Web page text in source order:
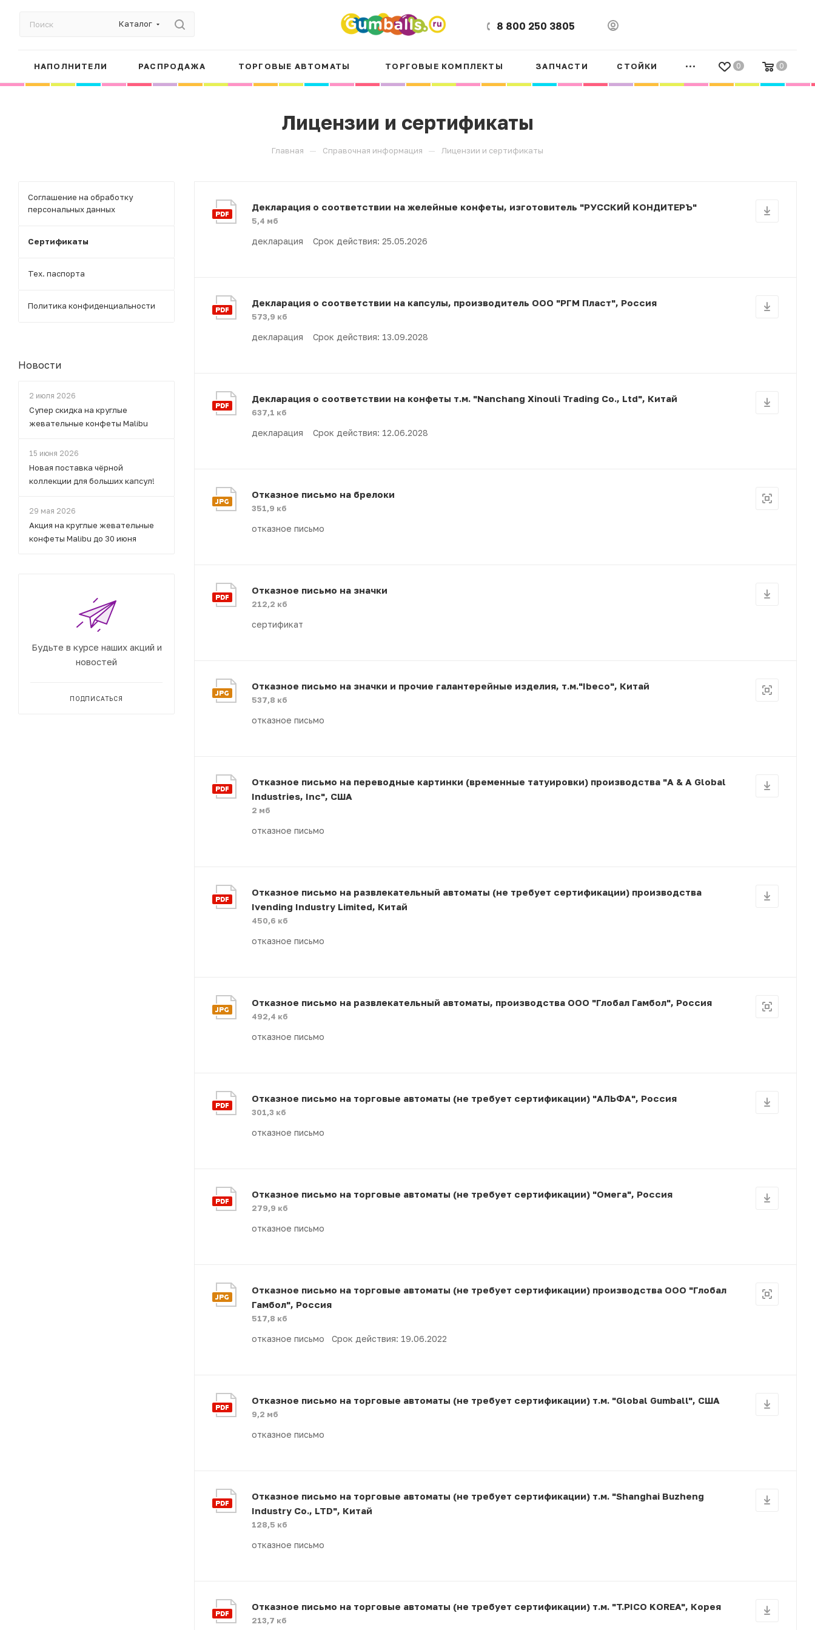
Каталог 8 800 250 3805
0 0
НАПОЛНИТЕЛИ РАСПРОДАЖА ТОРГОВЫЕ АВТОМАТЫ ТОРГОВЫЕ КОМПЛЕКТЫ ЗАПЧАСТИ СТОЙКИ
Лицензии и сертификаты
Главная — Справочная информация — Лицензии и сертификаты
Декларация о соответствии на желейные конфеты, изготовитель "РУССКИЙ КОНДИТЕРЪ"
5,4 мб
декларация Срок действия: 25.05.2026
Декларация о соответствии на капсулы, производитель ООО "РГМ Пласт", Россия
573,9 кб
декларация Срок действия: 13.09.2028
Декларация о соответствии на конфеты т.м. "Nanchang Xinouli Trading Co., Ltd", Китай
637,1 кб
декларация Срок действия: 12.06.2028
Отказное письмо на брелоки
351,9 кб
отказное письмо
Отказное письмо на значки
212,2 кб
сертификат
Отказное письмо на значки и прочие галантерейные изделия, т.м."Ibeco", Китай
537,8 кб
отказное письмо
Отказное письмо на переводные картинки (временные татуировки) производства "A & A Global
Industries, Inc", США
2 мб
отказное письмо
Отказное письмо на развлекательный автоматы (не требует сертификации) производства
Ivending Industry Limited, Китай
450,6 кб
отказное письмо
Отказное письмо на развлекательный автоматы, производства ООО "Глобал Гамбол", Россия
492,4 кб
отказное письмо
Отказное письмо на торговые автоматы (не требует сертификации) "АЛЬФА", Россия
301,3 кб
отказное письмо
Отказное письмо на торговые автоматы (не требует сертификации) "Омега", Россия
279,9 кб
отказное письмо
Отказное письмо на торговые автоматы (не требует сертификации) производства ООО "Глобал
Гамбол", Россия
517,8 кб
отказное письмо Срок действия: 19.06.2022
Отказное письмо на торговые автоматы (не требует сертификации) т.м. "Global Gumball", США
9,2 мб
отказное письмо
Отказное письмо на торговые автоматы (не требует сертификации) т.м. "Shanghai Buzheng
Industry Co., LTD", Китай
128,5 кб
отказное письмо
Отказное письмо на торговые автоматы (не требует сертификации) т.м. "T.PICO KOREA", Корея
213,7 кб
Соглашение на обработку
персональных данных
Сертификаты
Тех. паспорта
Политика конфиденциальности
Новости
2 июля 2026
Супер скидка на круглые
жевательные конфеты Malibu
15 июня 2026
Новая поставка чёрной
коллекции для больших капсул!
29 мая 2026
Акция на круглые жевательные
конфеты Malibu до 30 июня
Будьте в курсе наших акций и
новостей
ПОДПИСАТЬСЯ